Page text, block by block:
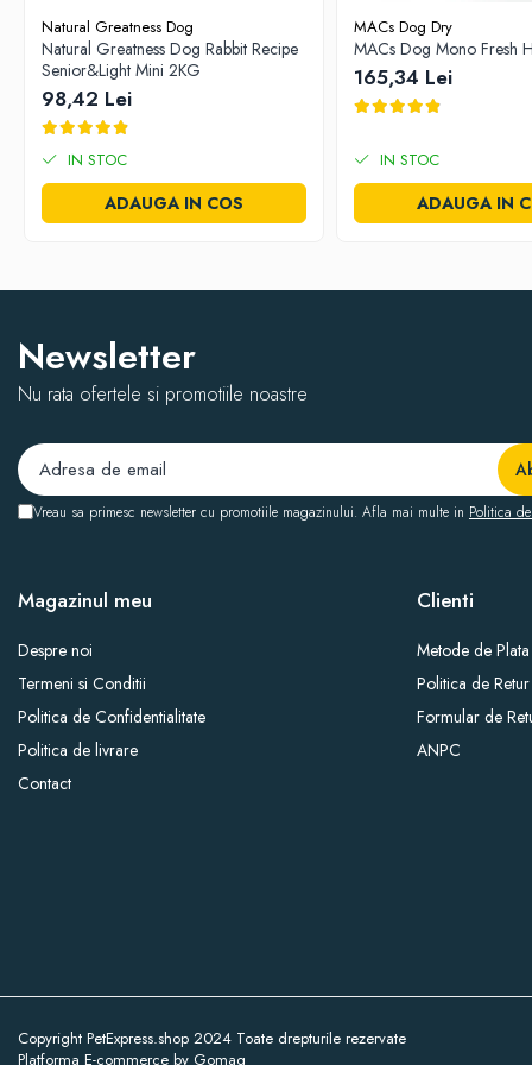
Natural Greatness Dog
Natural Greatness Dog Rabbit Recipe
Senior&Light Mini 2KG
98,42 Lei
IN STOC
ADAUGA IN COS
MACs Dog Dry
MACs Dog Mono Fresh
165,34 Lei
IN STOC
ADAUGA IN
Newsletter
Nu rata ofertele si promotiile noastre
Vreau sa primesc newsletter cu promotiile magazinului. Afla mai multe in Politica
Magazinul meu
Despre noi
Termeni si Conditii
Politica de Confidentialitate
Politica de livrare
Contact
Clienti
Metode de Plata
Politica de Retur
Formular de
ANPC
Copyright PetExpress.shop 2024 Toate drepturile rezervate
Platforma E-commerce by Gomag